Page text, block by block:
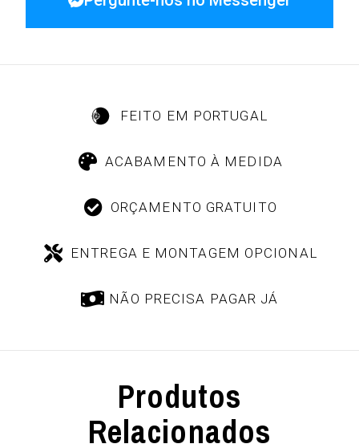
FEITO EM PORTUGAL
ACABAMENTO À MEDIDA
ORÇAMENTO GRATUITO
ENTREGA E MONTAGEM OPCIONAL
NÃO PRECISA PAGAR JÁ
Produtos
Relacionados